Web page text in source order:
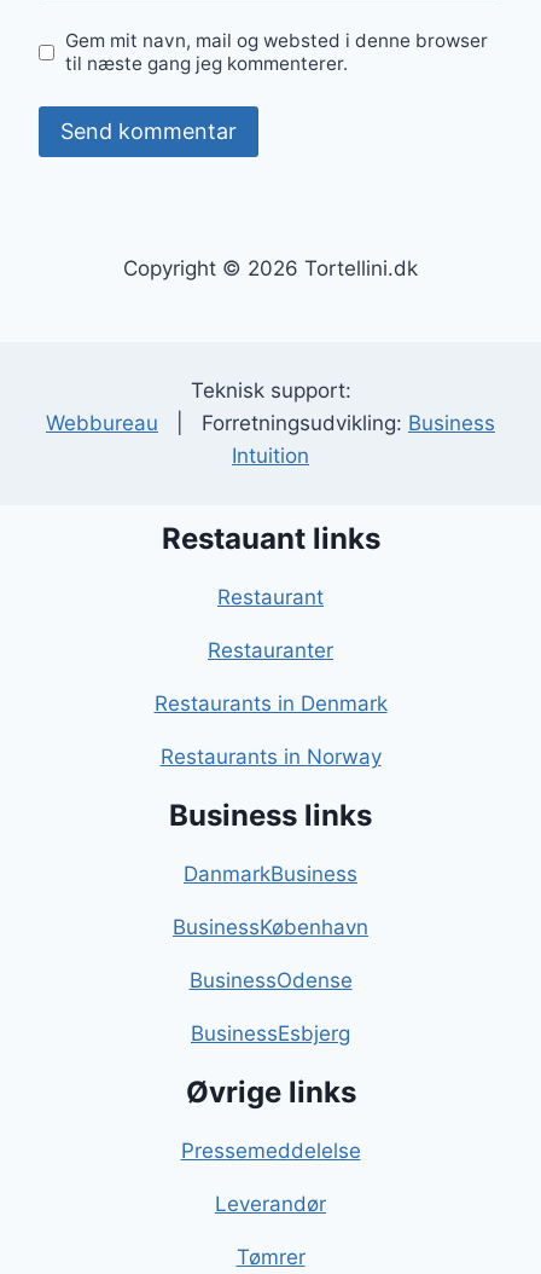
Gem mit navn, mail og websted i denne browser
til næste gang jeg kommenterer.
Copyright © 2026 Tortellini.dk
Teknisk support:
Webbureau | Forretningsudvikling: Business
Intuition
Restauant links
Restaurant
Restauranter
Restaurants in Denmark
Restaurants in Norway
Business links
DanmarkBusiness
BusinessKøbenhavn
BusinessOdense
BusinessEsbjerg
Øvrige links
Pressemeddelelse
Leverandør
Tømrer